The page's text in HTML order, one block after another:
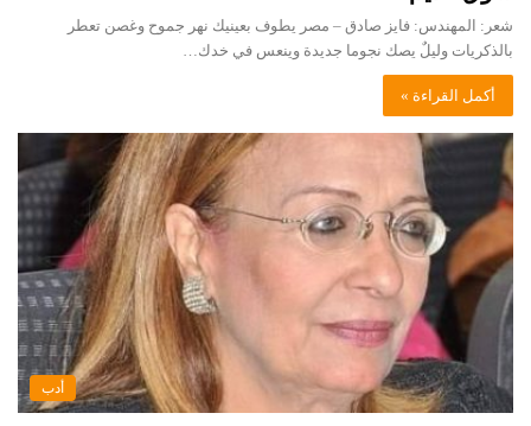
شعر: المهندس: فايز صادق – مصر يطوف بعينيك نهر جموح وغصن تعطر
بالذكريات وليلٌ يصك نجوما جديدة وينعس في خدك…
أكمل القراءة »
أدب